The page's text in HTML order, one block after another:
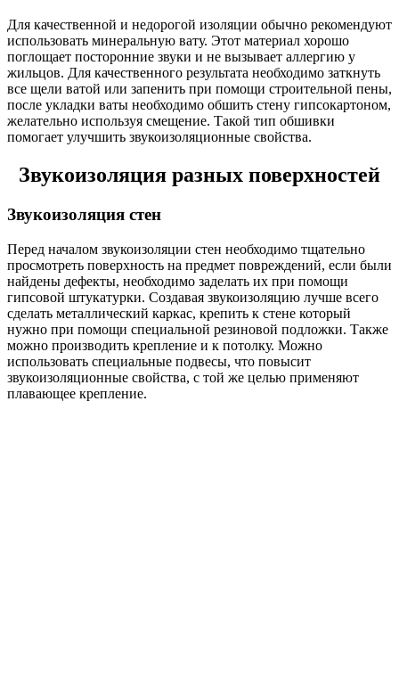
Для качественной и недорогой изоляции обычно рекомендуют
использовать минеральную вату. Этот материал хорошо
поглощает посторонние звуки и не вызывает аллергию у
жильцов. Для качественного результата необходимо заткнуть
все щели ватой или запенить при помощи строительной пены,
после укладки ваты необходимо обшить стену гипсокартоном,
желательно используя смещение. Такой тип обшивки
помогает улучшить звукоизоляционные свойства.
Звукоизоляция разных поверхностей
Звукоизоляция стен
Перед началом звукоизоляции стен необходимо тщательно
просмотреть поверхность на предмет повреждений, если были
найдены дефекты, необходимо заделать их при помощи
гипсовой штукатурки. Создавая звукоизоляцию лучше всего
сделать металлический каркас, крепить к стене который
нужно при помощи специальной резиновой подложки. Также
можно производить крепление и к потолку. Можно
использовать специальные подвесы, что повысит
звукоизоляционные свойства, с той же целью применяют
плавающее крепление.